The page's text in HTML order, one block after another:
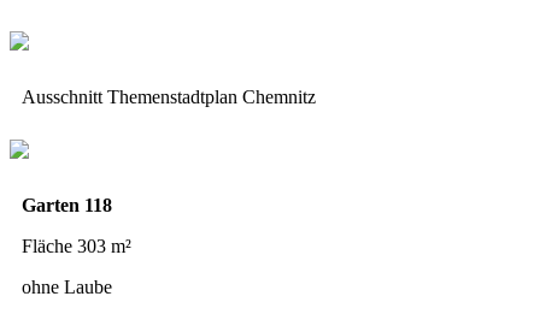
Ausschnitt Themenstadtplan Chemnitz
Garten 118
Fläche 303 m²
ohne Laube